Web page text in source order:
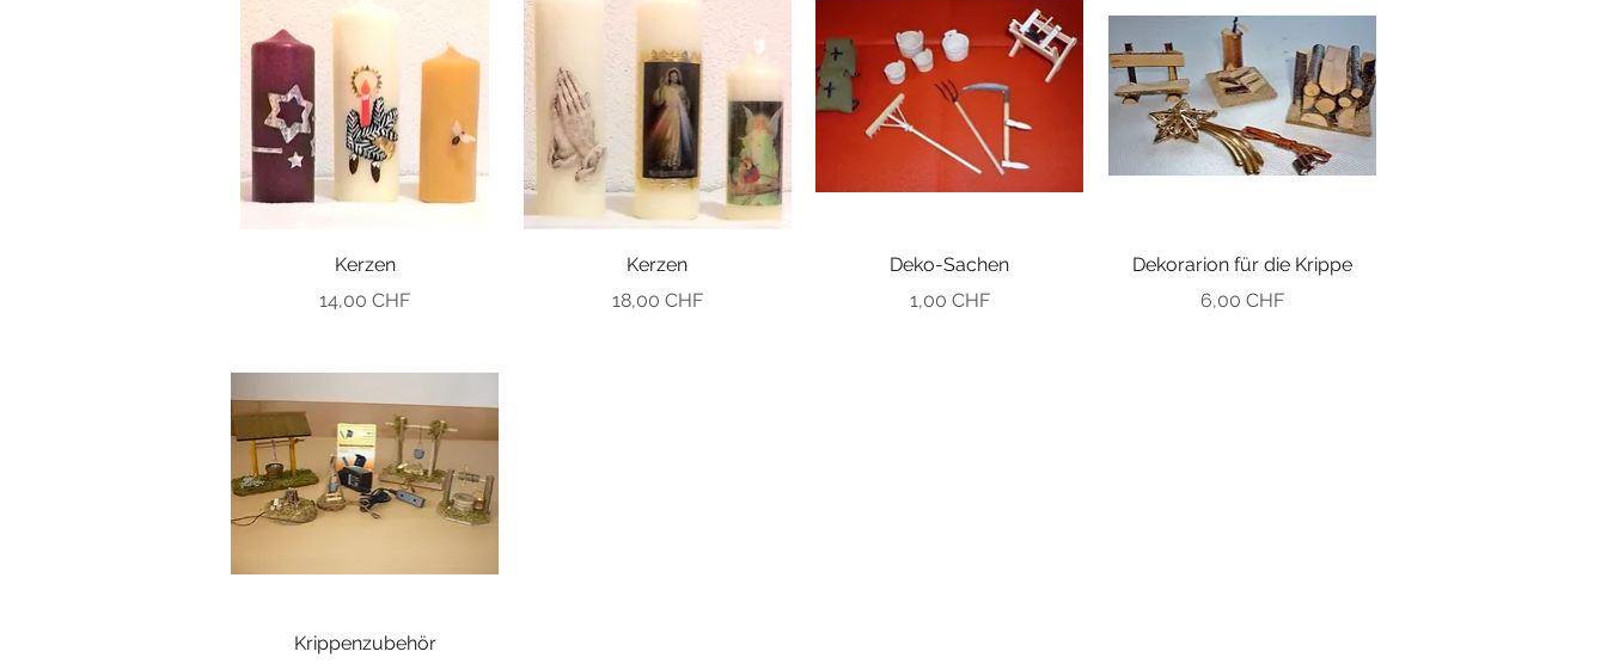
Kerzen
Preis
14,00 CHF
Kerzen
Preis
18,00 CHF
Deko-Sachen
Preis
1,00 CHF
Dekorarion für die Krippe
Preis
6,00 CHF
Krippenzubehör